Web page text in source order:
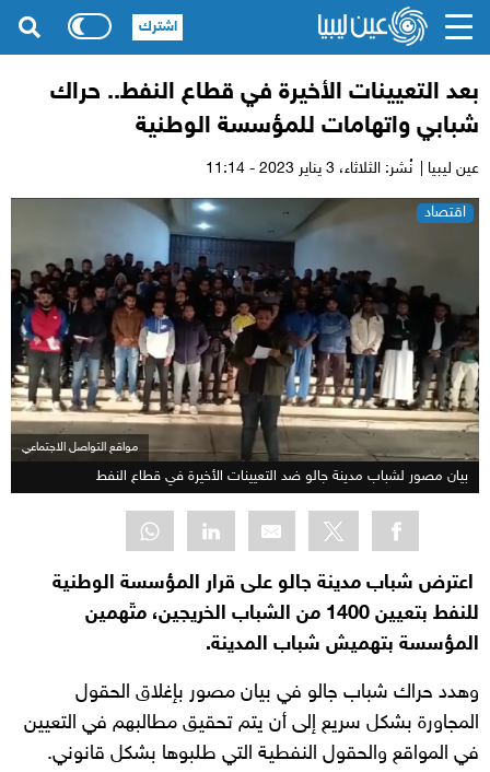
بعد التعيينات الأخيرة في قطاع النفط.. حراك
شبابي واتهامات للمؤسسة الوطنية
عين ليبيا | نُشر: الثلاثاء،
اقتصاد
مواقع التواصل الاجتماعي
بيان مصور لشباب مدينة جالو ضد التعيينات الأخيرة في قطاع النفط
اعترض شباب مدينة جالو على قرار المؤسسة الوطنية
للنفط بتعيين 1400 من الشباب الخريجين، متّهمين
المؤسسة بتهميش شباب المدينة.
وهدد حراك شباب جالو في بيان مصور بإغلاق الحقول
المجاورة بشكل سريع إلى أن يتم تحقيق مطالبهم في التعيين
في المواقع والحقول النفطية التي طلبوها بشكل قانوني.
اشترك